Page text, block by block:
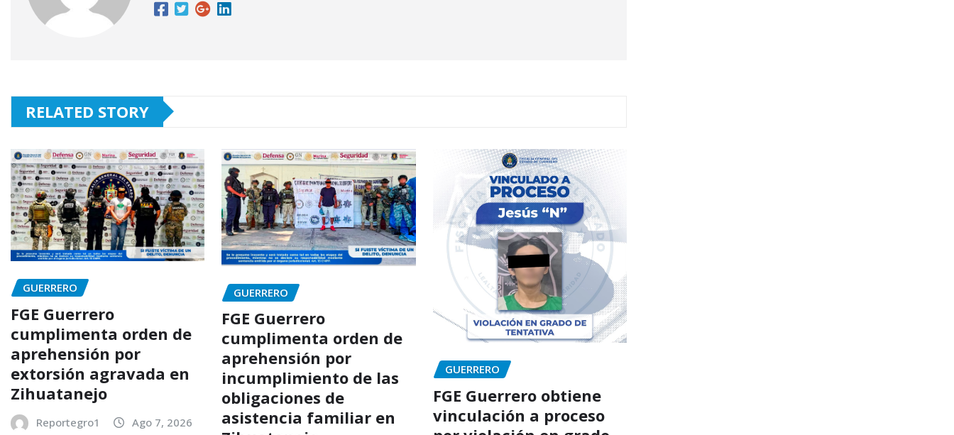
RELATED STORY
GUERRERO
FGE Guerrero
cumplimenta orden de
aprehensión por
extorsión agravada en
Zihuatanejo
Reportegro1 Ago 7, 2026
GUERRERO
FGE Guerrero
cumplimenta orden de
aprehensión por
incumplimiento de las
obligaciones de
asistencia familiar en
GUERRERO
FGE Guerrero obtiene
vinculación a proceso